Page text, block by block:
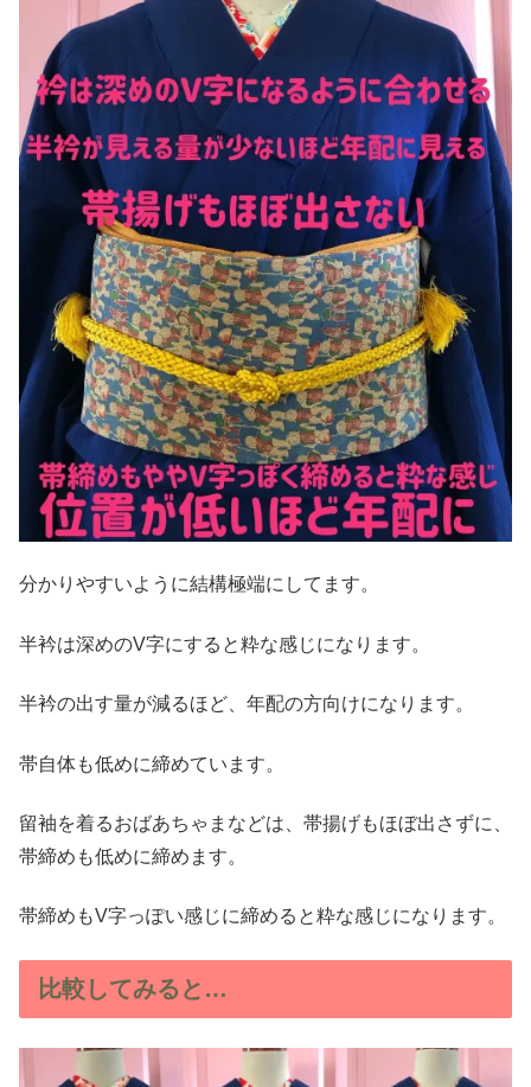
分かりやすいように結構極端にしてます。
半衿は深めのV字にすると粋な感じになります。
半衿の出す量が減るほど、年配の方向けになります。
帯自体も低めに締めています。
留袖を着るおばあちゃまなどは、帯揚げもほぼ出さずに、
帯締めも低めに締めます。
帯締めもV字っぽい感じに締めると粋な感じになります。
比較してみると…